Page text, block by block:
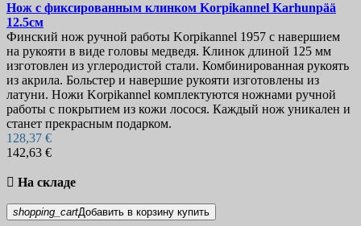
Нож с фиксированным клинком Korpikannel Karhunpää
12.5см
Финский нож ручной работы Korpikannel 1957 с навершием
на рукояти в виде головы медведя. Клинок длиной 125 мм
изготовлен из углеродистой стали. Комбинированная рукоять
из акрила. Больстер и навершие рукояти изготовлены из
латуни. Ножи Korpikannel комплектуются ножнами ручной
работы с покрытием из кожи лосося. Каждый нож уникален и
станет прекрасным подарком.
128,37 €
142,63 €
 На складе
shopping_cartДобавить в корзину купить